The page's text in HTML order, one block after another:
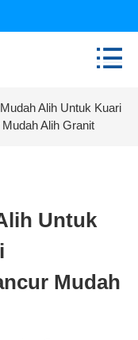
Alih Untuk Kuari
Alih Granit
Untuk
Mudah